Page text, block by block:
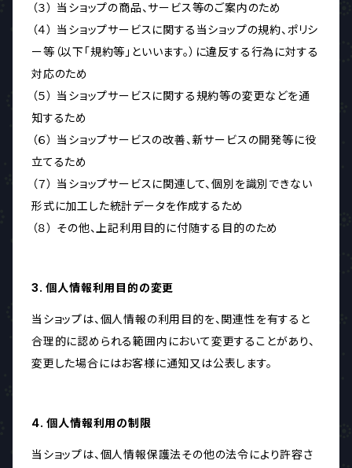
（３） 当ショップの商品、サービス等のご案内のため
（４） 当ショップサービスに関する当ショップの規約、ポリシ
ー等（以下「規約等」といいます。）に違反する行為に対する
対応のため
（５） 当ショップサービスに関する規約等の変更などを通
知するため
（６） 当ショップサービスの改善、新サービスの開発等に役
立てるため
（７） 当ショップサービスに関連して、個別を識別できない
形式に加工した統計データを作成するため
（８） その他、上記利用目的に付随する目的のため
3. 個人情報利用目的の変更
当ショップは、個人情報の利用目的を、関連性を有すると
合理的に認められる範囲内において変更することがあり、
変更した場合にはお客様に通知又は公表します。
4. 個人情報利用の制限
当ショップは、個人情報保護法その他の法令により許容さ